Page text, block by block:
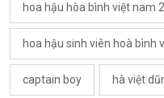
hoa hậu hòa bình việt nam
hoa hậu sinh viên hoà bình
captain boy hà việt